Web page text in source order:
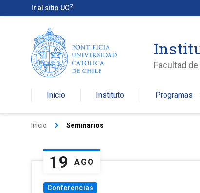
Ir al sitio UC
Facultad
Inicio Instituto Programas
Inicio keyboard_arrow_right Seminarios
19 AGO
Conferencias